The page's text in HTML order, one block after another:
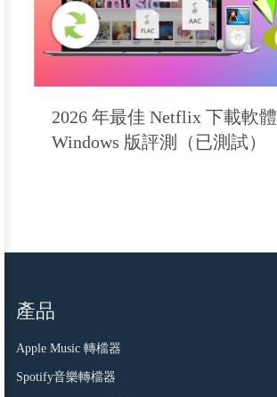
2026 年最佳 Netflix 下載軟體
Windows 版評測（已測試）
產品
Apple Music 轉檔器
Spotify音樂轉檔器